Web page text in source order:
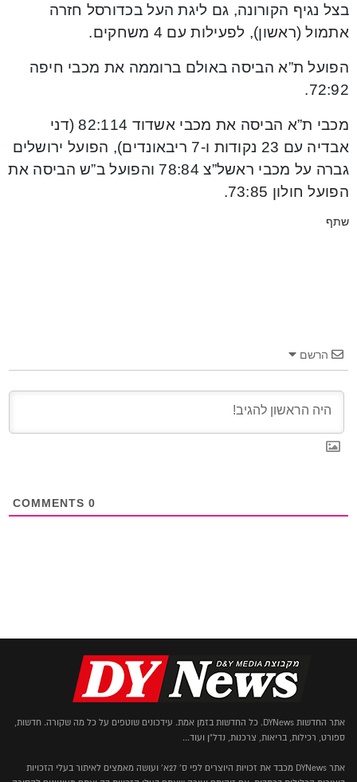
בצל נגיף הקורונה, גם ליגת העל בכדורסל חזרה
אתמול (ראשון), לפעילות עם 4 משחקים.
הפועל ת”א הביסה באולם ברוממה את מכבי חיפה
72:92.
מכבי ת”א הביסה את מכבי אשדוד 82:114 (דני
אבדיה עם 23 נקודות ו-7 ריבאונדים), הפועל ירושלים
גברה על מכבי ראשל”צ 78:84 והפועל ב”ש הביסה את
הפועל חולון 73:85.
שתף
הרשם
0
אתר החדשות DYNews. כל החדשות בזמן אמת. עידכונים שוטפים על כל מה שקורה. חדשות,
ספורט, רכילות, בריאות, צרכנות, נדל"ן ועוד...
אתר DYNews מכבד את זכויות היוצרים לפי ס' 27א' ועושה מאמצים לאיתור בעלי הזכויות